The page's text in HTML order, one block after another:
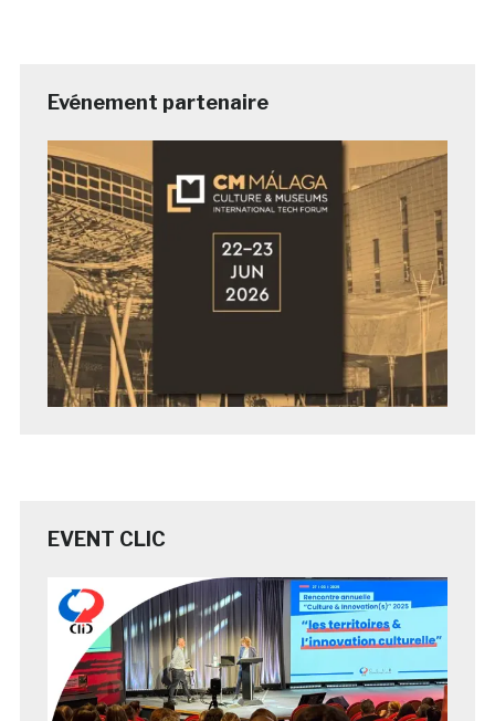
Evénement partenaire
EVENT CLIC